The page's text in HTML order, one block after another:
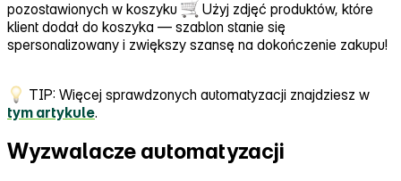
pozostawionych w koszyku
Użyj zdjęć produktów, które
klient dodał do koszyka — szablon stanie się
spersonalizowany i zwiększy szansę na dokończenie zakupu!
TIP: Więcej sprawdzonych automatyzacji znajdziesz w
tym artykule.
Wyzwalacze automatyzacji